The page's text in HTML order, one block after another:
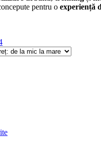
pentru o experiență